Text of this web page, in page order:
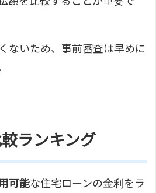
ないため、事前審査は早めに
ランキング
可能な住宅ローンの金利をラ